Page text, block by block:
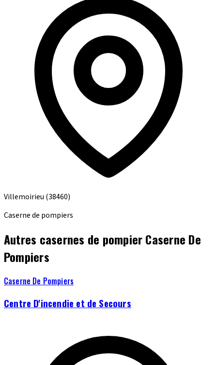
Villemoirieu (38460)
Caserne de pompiers
Autres casernes de pompier Caserne De
Pompiers
Caserne De Pompiers
Centre D'incendie et de Secours